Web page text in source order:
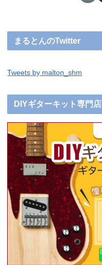
まるとんのTwitter
Tweets by malton_shm
DIYギターキット専門店